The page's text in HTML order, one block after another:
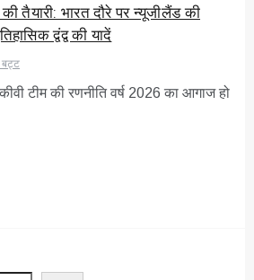
तैयारी: भारत दौरे पर न्यूजीलैंड की
द्वंद्व की यादें
बट्ट
टीम की रणनीति वर्ष 2026 का आगाज हो